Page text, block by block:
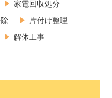
家電回収処分
片付け整理
解体工事